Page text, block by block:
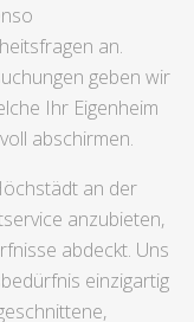
an.
geben wir
Ihr Eigenheim
abschirmen.
an der
anzubieten,
abdeckt. Uns
einzigartig